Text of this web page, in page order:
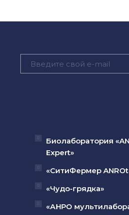
Биолаборатория
Expert»
«СитиФермер
«Чудо-грядка»
«АНРО